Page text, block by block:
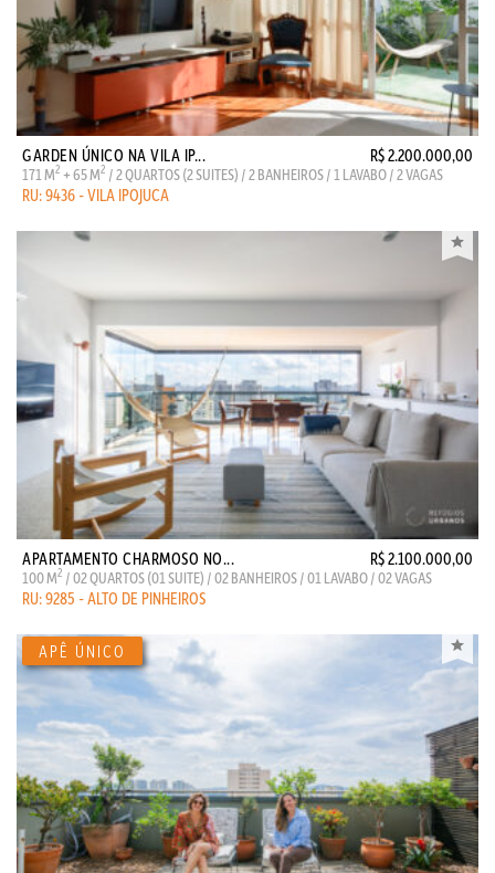
GARDEN ÚNICO NA VILA IP... R$ 2.200.000,00
171 M2 + 65 M2 / 2 QUARTOS (2 SUITES) / 2 BANHEIROS / 1 LAVABO / 2 VAGAS
RU: 9436 - VILA IPOJUCA
APARTAMENTO CHARMOSO NO... R$ 2.100.000,00
100 M2 / 02 QUARTOS (01 SUITE) / 02 BANHEIROS / 01 LAVABO / 02 VAGAS
RU: 9285 - ALTO DE PINHEIROS